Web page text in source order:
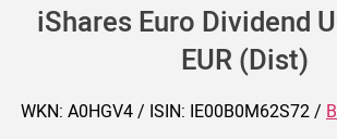
iShares Euro Dividend
EUR (Dist)
WKN: A0HGV4 / ISIN: IE00B0M62S72 /